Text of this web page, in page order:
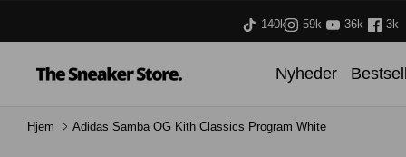
140k 59k 36k 3k
Nyheder
Hjem Adidas Samba OG Kith Classics Program White